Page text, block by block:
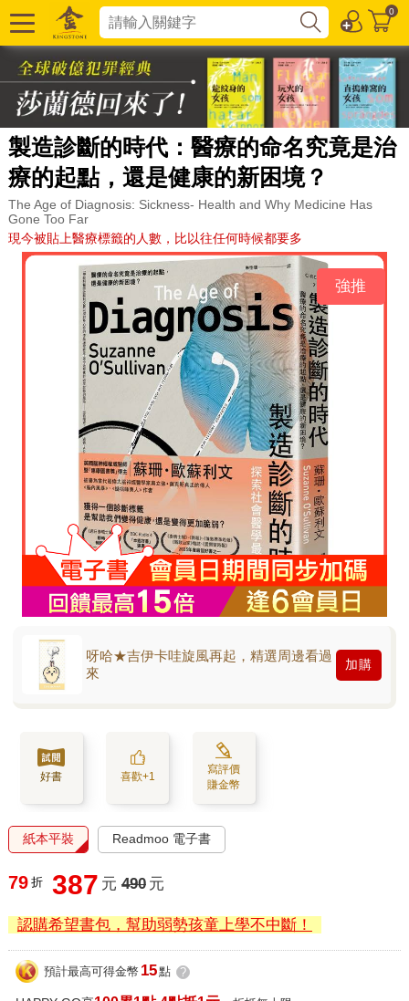
0
製造診斷的時代：醫療的命名究竟是治
療的起點，還是健康的新困境？
The Age of Diagnosis: Sickness- Health and Why Medicine Has
Gone Too Far
現今被貼上醫療標籤的人數，比以往任何時候都要多
強推
呀哈★吉伊卡哇旋風再起，精選周邊看過
來
加購
好書 喜歡+1
寫評價
賺金幣
紙本平裝 Readmoo 電子書
79 折 387 元 490 元
認購希望書包，幫助弱勢孩童上學不中斷！
預計最高可得金幣 15點 ?